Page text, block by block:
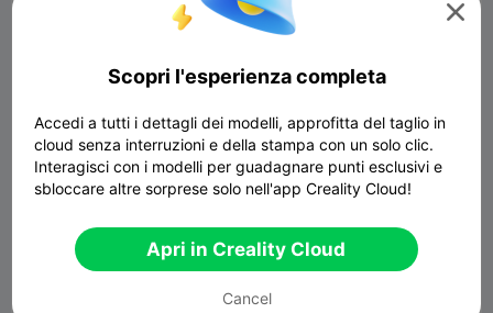

Scopri l'esperienza completa
Accedi a tutti i dettagli dei modelli, approfitta del taglio in
cloud senza interruzioni e della stampa con un solo clic.
Interagisci con i modelli per guadagnare punti esclusivi e
sbloccare altre sorprese solo nell'app Creality Cloud!
Apri in Creality Cloud
Cancel